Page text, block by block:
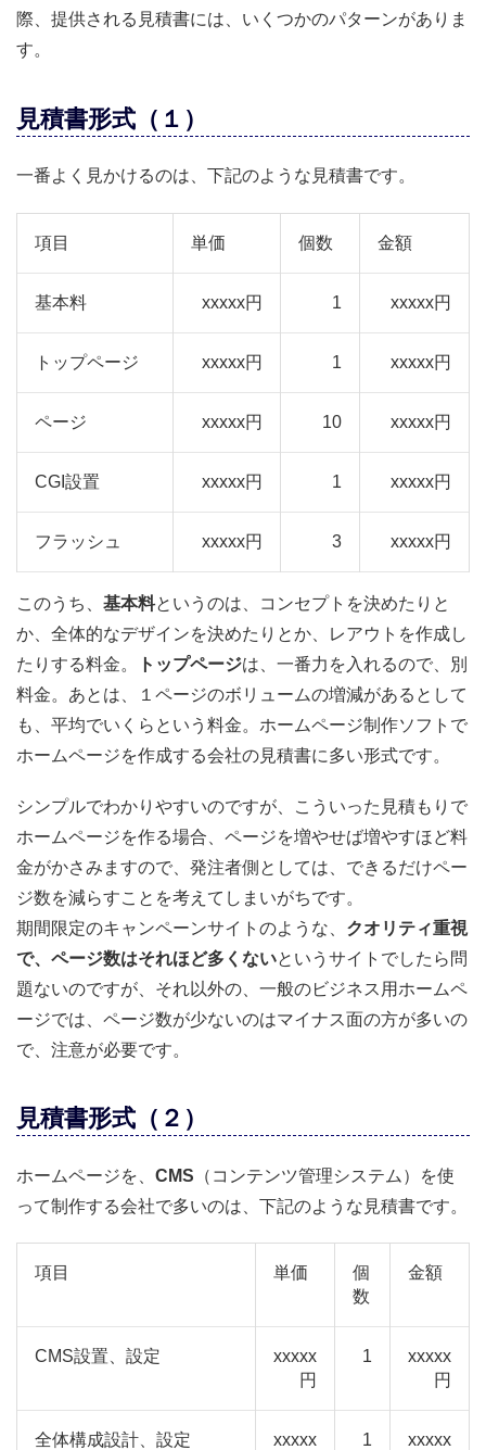
際、提供される見積書には、いくつかのパターンがありま
す。
見積書形式（１）
一番よく見かけるのは、下記のような見積書です。
項目 単価 個数 金額
基本料 xxxxx円 1 xxxxx円
トップページ xxxxx円 1 xxxxx円
ページ xxxxx円 10 xxxxx円
CGI設置 xxxxx円 1 xxxxx円
フラッシュ xxxxx円 3 xxxxx円
このうち、 基本料というのは、コンセプトを決めたりと
か、全体的なデザインを決めたりとか、レアウトを作成し
たりする料金。
トップページは、一番力を入れるので、別
料金。あとは、１ページのボリュームの増減があるとして
も、平均でいくらという料金。ホームページ制作ソフトで
ホームページを作成する会社の見積書に多い形式です。
シンプルでわかりやすいのですが、こういった見積もりで
ホームページを作る場合、ページを増やせば増やすほど料
金がかさみますので、発注者側としては、できるだけペー
ジ数を減らすことを考えてしまいがちです。
期間限定のキャンペーンサイトのような、 クオリティ重視
で、ページ数はそれほど多くないというサイトでしたら問
題ないのですが、それ以外の、一般のビジネス用ホームペ
ージでは、ページ数が少ないのはマイナス面の方が多いの
で、注意が必要です。
見積書形式（２）
ホームページを、 CMS （コンテンツ管理システム）を使
って制作する会社で多いのは、下記のような見積書です。
項目 単価
個
数
金額
CMS設置、設定
xxxxx
円
1
xxxxx
円
全体構成設計、設定
xxxxx
1
xxxxx